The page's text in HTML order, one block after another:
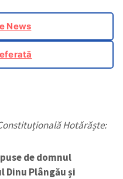
News
Hotărăște:
de domnul
Dinu Plângău și